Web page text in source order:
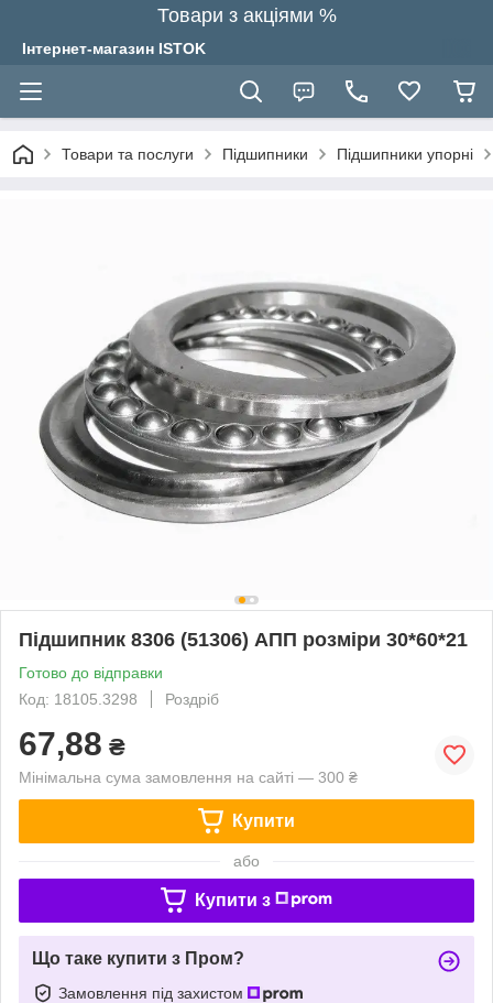
Товари з акціями %
Інтернет-магазин ISTOK
Товари та послуги Підшипники Підшипники упорні
Підшипник 8306 (51306) АПП розміри 30*60*21
Готово до відправки
Код: 18105.3298
Роздріб
67,88 ₴
Мінімальна сума замовлення на сайті — 300 ₴
Купити
або
Купити з
Що таке купити з Пром?
Замовлення під захистом